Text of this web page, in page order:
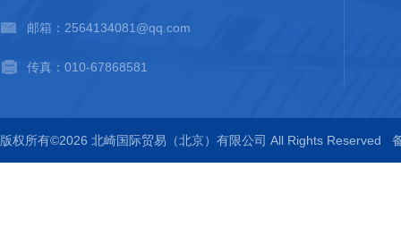
邮箱：2564134081@qq.com
传真：010-67868581
版权所有©2026 北崎国际贸易（北京）有限公司 All Rights Reserved